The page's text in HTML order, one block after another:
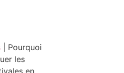
Pourquoi
les